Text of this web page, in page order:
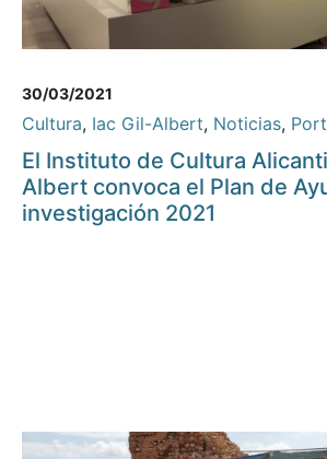
30/03/2021
Cultura, Iac Gil-Albert, Noticias,
El Instituto de Cultura
Albert convoca el Plan de
investigación 2021